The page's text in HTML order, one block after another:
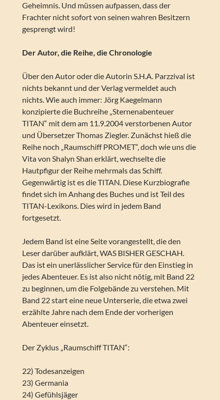
Geheimnis. Und müssen aufpassen, dass der
Frachter nicht sofort von seinen wahren Besitzern
gesprengt wird!
Der Autor, die Reihe, die Chronologie
Über den Autor oder die Autorin S.H.A. Parzzival ist
nichts bekannt und der Verlag vermeldet auch
nichts. Wie auch immer: Jörg Kaegelmann
konzipierte die Buchreihe „Sternenabenteuer
TITAN“ mit dem am 11.9.2004 verstorbenen Autor
und Übersetzer Thomas Ziegler. Zunächst hieß die
Reihe noch „Raumschiff PROMET“, doch wie uns die
Vita von Shalyn Shan erklärt, wechselte die
Hautpfigur der Reihe mehrmals das Schiff.
Gegenwärtig ist es die TITAN. Diese Kurzbiografie
findet sich im Anhang des Buches und ist Teil des
TITAN-Lexikons. Dies wird in jedem Band
fortgesetzt.
Jedem Band ist eine Seite vorangestellt, die den
Leser darüber aufklärt, WAS BISHER GESCHAH.
Das ist ein unerlässlicher Service für den Einstieg in
jedes Abenteuer. Es ist also nicht nötig, mit Band 22
zu beginnen, um die Folgebände zu verstehen. Mit
Band 22 start eine neue Unterserie, die etwa zwei
erzählte Jahre nach dem Ende der vorherigen
Abenteuer einsetzt.
Der Zyklus „Raumschiff TITAN“:
22) Todesanzeigen
23) Germania
24) Gefühlsjäger